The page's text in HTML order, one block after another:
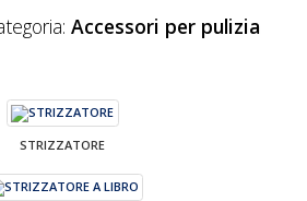
Accessori per pulizia
STRIZZATORE